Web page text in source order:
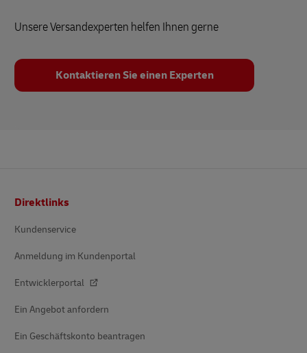
Unsere Versandexperten helfen Ihnen gerne
Kontaktieren Sie einen Experten
Direktlinks
Kundenservice
Anmeldung im Kundenportal
Entwicklerportal
Ein Angebot anfordern
Ein Geschäftskonto beantragen